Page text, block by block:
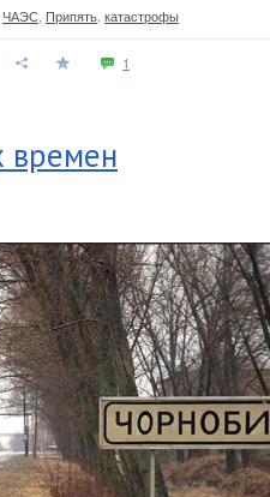
ЧАЭС Припять катастрофы
1
времен